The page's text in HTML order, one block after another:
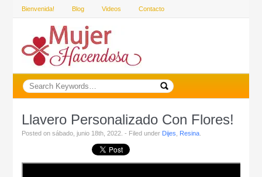
Bienvenida! Blog Videos Contacto
Llavero Personalizado Con Flores!
Posted on sábado, junio 18th, 2022. - Filed under Dijes Resina